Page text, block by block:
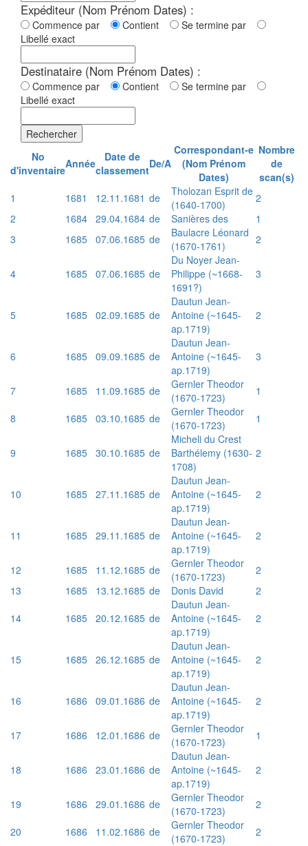
Expéditeur (Nom Prénom Dates) :
Commence par Contient
Se termine par
Libellé exact
Destinataire (Nom Prénom Dates) :
Commence par Contient
Se termine par
Libellé exact
Rechercher
No
d'inventaireAnnée
Date de
classementDe/A
Correspondant-e
(Nom Prénom
Dates)
Nombre
de
scan(s)
1
1681 12.11.1681 de
Tholozan Esprit de
(1640-1700)
2
2
1684 29.04.1684 de Sanières des
1
3
1685 07.06.1685 de
Baulacre Léonard
(1670-1761)
2
4 1685 07.06.1685 de
Du Noyer Jean-
Philippe (~1668-
1691?)
3
5 1685 02.09.1685 de
Dautun Jean-
Antoine (~1645-
ap.1719)
2
6 1685 09.09.1685 de
Dautun Jean-
Antoine (~1645-
ap.1719)
3
7 1685 11.09.1685 de
Gernler Theodor
(1670-1723)
1
8
1685 03.10.1685 de
Gernler Theodor
(1670-1723)
1
9 1685 30.10.1685 de
Micheli du Crest
Barthélemy (1630-
1708)
2
10 1685 27.11.1685 de
Dautun Jean-
Antoine (~1645-
ap.1719)
2
11 1685 29.11.1685 de
Dautun Jean-
Antoine (~1645-
ap.1719)
2
12 1685 11.12.1685 de
Gernler Theodor
(1670-1723)
2
13
1685 13.12.1685 de Donis David
2
14
1685 20.12.1685 de
Dautun Jean-
Antoine (~1645-
ap.1719)
2
15 1685 26.12.1685 de
Dautun Jean-
Antoine (~1645-
ap.1719)
2
16 1686 09.01.1686 de
Dautun Jean-
Antoine (~1645-
ap.1719)
2
17 1686 12.01.1686 de
Gernler Theodor
(1670-1723)
1
18 1686 23.01.1686 de
Dautun Jean-
Antoine (~1645-
ap.1719)
2
19 1686 29.01.1686 de
Gernler Theodor
(1670-1723)
2
20
1686 11.02.1686 de
Gernler Theodor
(1670-1723)
2